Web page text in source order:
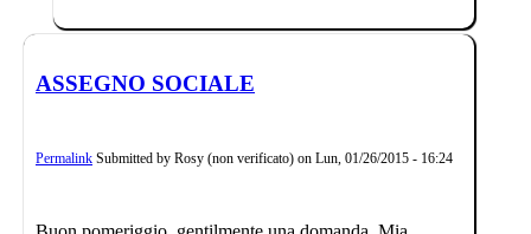
ASSEGNO SOCIALE
Permalink Submitted by Rosy (non verificato) on Lun, 01/26/2015 - 16:24